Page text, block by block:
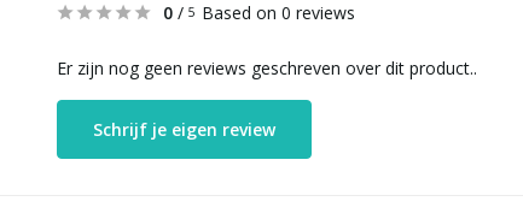
0 / 5 Based on 0 reviews
Er zijn nog geen reviews geschreven over dit product..
Schrijf je eigen review